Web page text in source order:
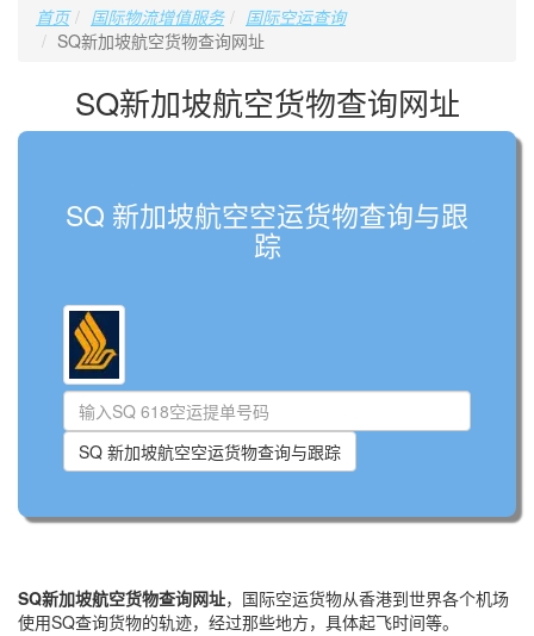
首页 国际物流增值服务
国际空运查询
SQ新加坡航空货物查询网址
SQ新加坡航空货物查询网址
SQ 新加坡航空空运货物查询与跟
踪
SQ 新加坡航空空运货物查询与跟踪
SQ新加坡航空货物查询网址，国际空运货物从香港到世界各个机场
使用SQ查询货物的轨迹，经过那些地方，具体起飞时间等。